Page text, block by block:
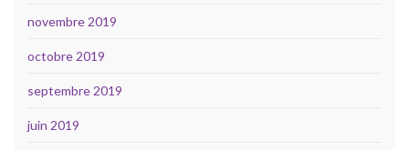
novembre 2019
octobre 2019
septembre 2019
juin 2019